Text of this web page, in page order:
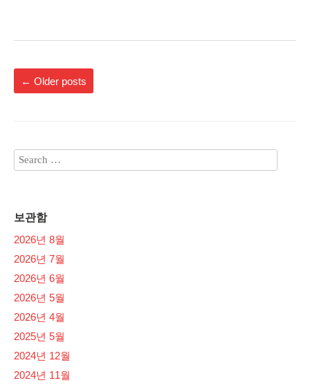
← Older posts
보관함
2026년 8월
2026년 7월
2026년 6월
2026년 5월
2026년 4월
2025년 5월
2024년 12월
2024년 11월